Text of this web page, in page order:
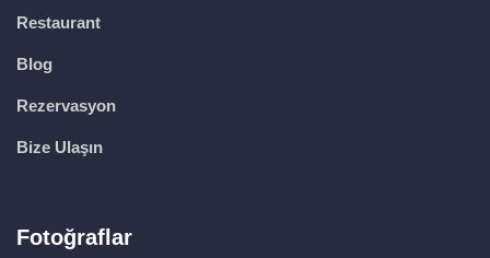
Restaurant
Blog
Rezervasyon
Bize Ulaşın
Fotoğraflar